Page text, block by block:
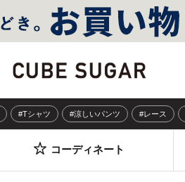
#Tシャツ #涼しいパンツ #レース
コーディネート